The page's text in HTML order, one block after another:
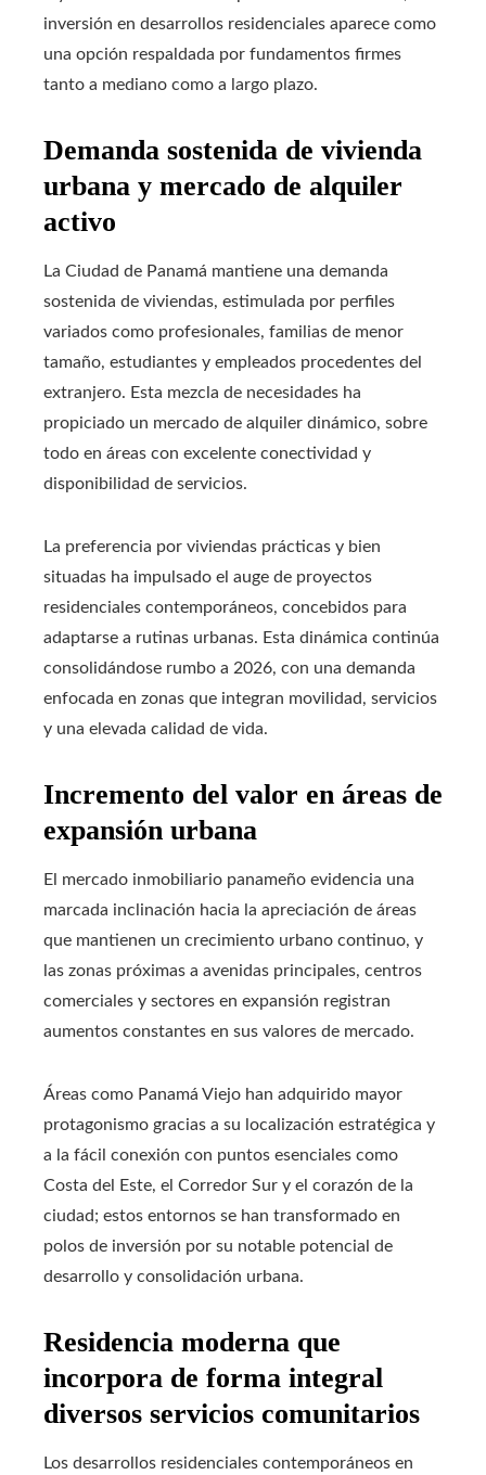
inversión en desarrollos residenciales aparece como
una opción respaldada por fundamentos firmes
tanto a mediano como a largo plazo.
Demanda sostenida de vivienda
urbana y mercado de alquiler
activo
La Ciudad de Panamá mantiene una demanda
sostenida de viviendas, estimulada por perfiles
variados como profesionales, familias de menor
tamaño, estudiantes y empleados procedentes del
extranjero. Esta mezcla de necesidades ha
propiciado un mercado de alquiler dinámico, sobre
todo en áreas con excelente conectividad y
disponibilidad de servicios.
La preferencia por viviendas prácticas y bien
situadas ha impulsado el auge de proyectos
residenciales contemporáneos, concebidos para
adaptarse a rutinas urbanas. Esta dinámica continúa
consolidándose rumbo a 2026, con una demanda
enfocada en zonas que integran movilidad, servicios
y una elevada calidad de vida.
Incremento del valor en áreas de
expansión urbana
El mercado inmobiliario panameño evidencia una
marcada inclinación hacia la apreciación de áreas
que mantienen un crecimiento urbano continuo, y
las zonas próximas a avenidas principales, centros
comerciales y sectores en expansión registran
aumentos constantes en sus valores de mercado.
Áreas como Panamá Viejo han adquirido mayor
protagonismo gracias a su localización estratégica y
a la fácil conexión con puntos esenciales como
Costa del Este, el Corredor Sur y el corazón de la
ciudad; estos entornos se han transformado en
polos de inversión por su notable potencial de
desarrollo y consolidación urbana.
Residencia moderna que
incorpora de forma integral
diversos servicios comunitarios
Los desarrollos residenciales contemporáneos en